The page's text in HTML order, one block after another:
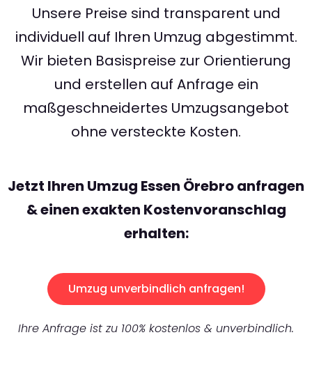
Unsere Preise sind transparent und
individuell auf Ihren Umzug abgestimmt.
Wir bieten Basispreise zur Orientierung
und erstellen auf Anfrage ein
maßgeschneidertes Umzugsangebot
ohne versteckte Kosten.
Jetzt Ihren Umzug Essen Örebro anfragen
& einen exakten Kostenvoranschlag
erhalten:
Umzug unverbindlich anfragen!
Ihre Anfrage ist zu 100% kostenlos & unverbindlich.